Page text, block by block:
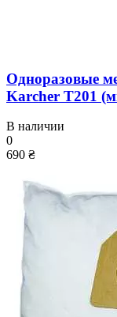
Одноразовые
Karcher T201
В наличии
0
690 ₴